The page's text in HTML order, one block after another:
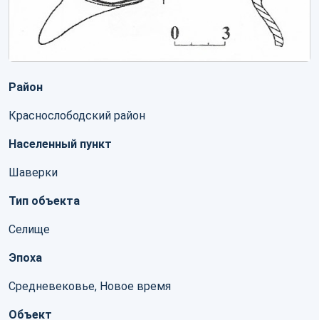
Район
Краснослободский район
Населенный пункт
Шаверки
Тип объекта
Селище
Эпоха
Средневековье, Новое время
Объект